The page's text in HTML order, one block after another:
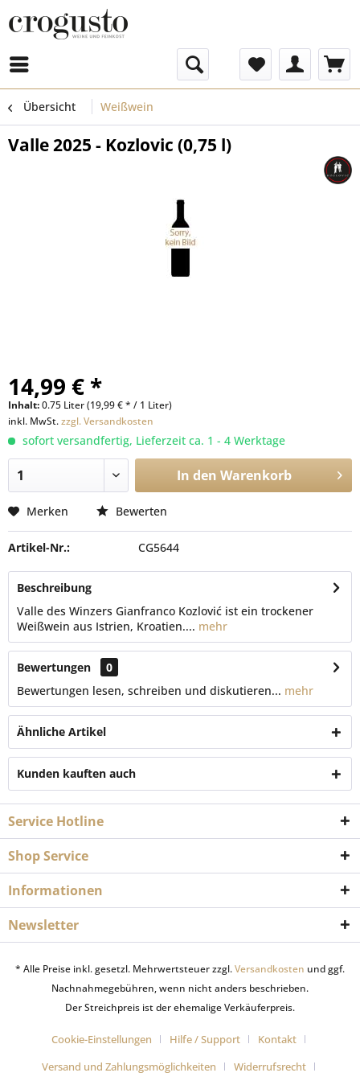
Übersicht Weißwein
Valle 2025 - Kozlovic (0,75 l)
14,99 € *
Inhalt:0.75 Liter (19,99 € * / 1 Liter)
inkl. MwSt.zzgl. Versandkosten
sofort versandfertig, Lieferzeit ca. 1 - 4 Werktage
In den Warenkorb
Merken Bewerten
Artikel-Nr.: CG5644
Beschreibung
Valle des Winzers Gianfranco Kozlović ist ein trockener
Weißwein aus Istrien, Kroatien.... mehr
Bewertungen
0
Bewertungen lesen, schreiben und diskutieren... mehr
Ähnliche Artikel
Kunden kauften auch
Service Hotline
Shop Service
Informationen
Newsletter
* Alle Preise inkl. gesetzl. Mehrwertsteuer zzgl.Versandkosten und ggf.
Nachnahmegebühren, wenn nicht anders beschrieben.
Der Streichpreis ist der ehemalige Verkäuferpreis.
Cookie-Einstellungen Hilfe / Support
Kontakt
Versand und Zahlungsmöglichkeiten
Widerrufsrecht